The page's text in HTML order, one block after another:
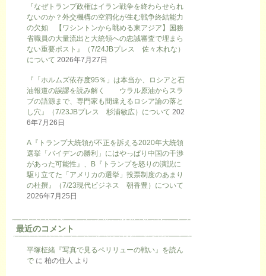
『なぜトランプ政権はイラン戦争を終わらせられ
ないのか？外交機構の空洞化が生む戦争終結能力
の欠如 【ワシントンから眺める東アジア】国務
省職員の大量流出と大統領への忠誠審査で埋まら
ない重要ポスト』（7/24JBプレス 佐々木れな）
について 2026年7月27日
『「ホルムズ依存度95％」は本当か、ロシアと石
油報道の誤謬を読み解く ウラル原油からスラ
ブの語源まで、専門家も間違えるロシア論の落と
し穴』（7/23JBプレス 杉浦敏広）について 202
6年7月26日
A『トランプ大統領が不正を訴える2020年大統領
選挙「バイデンの勝利」にはやっぱり中国の干渉
があった可能性』、B『トランプを怒りの演説に
駆り立てた「アメリカの選挙」投票制度のあまり
の杜撰』（7/23現代ビジネス 朝香豊）について
2026年7月25日
最近のコメント
平塚柾緒『写真で見るペリリューの戦い』を読ん
で に 柏の住人 より